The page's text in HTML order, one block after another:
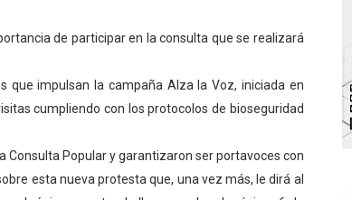
deportivos de Zea en una enriquecedora
en Mérida con plan de actualización y atención
para la instalación del detector Cherenkov
de participar en la consulta que se realizará
que impulsan la campaña Alza la Voz, iniciada en
cumpliendo con los protocolos de bioseguridad
Consulta Popular y garantizaron ser portavoces con
esta nueva protesta que, una vez más, le dirá al